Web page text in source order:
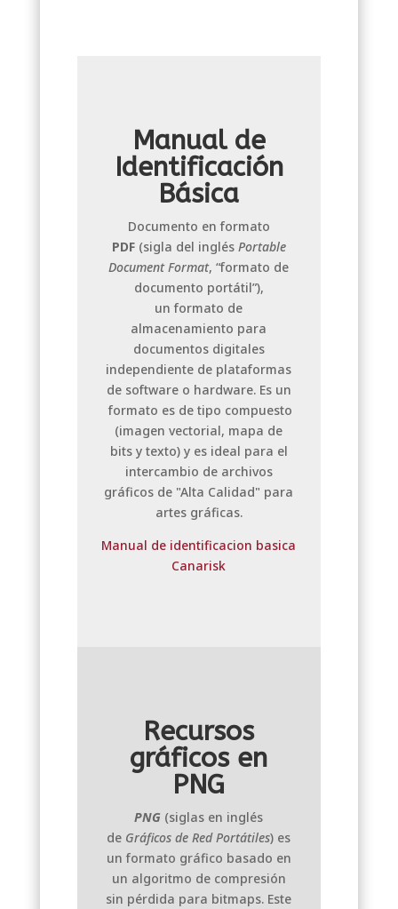
Manual de
Identificación
Básica
Documento en formato
PDF(sigla del inglés Portable
Document Format, “formato de
documento portátil”),
un formato de
almacenamiento para
documentos digitales
independiente de plataformas
de software o hardware. Es un
formato es de tipo compuesto
(imagen vectorial, mapa de
bits y texto) y es ideal para el
intercambio de archivos
gráficos de "Alta Calidad" para
artes gráficas.
Manual de identificacion basica
Canarisk
Recursos
gráficos en
PNG
PNG (siglas en inglés
de Gráficos de Red Portátiles) es
un formato gráfico basado en
un algoritmo de compresión
sin pérdida para bitmaps. Este